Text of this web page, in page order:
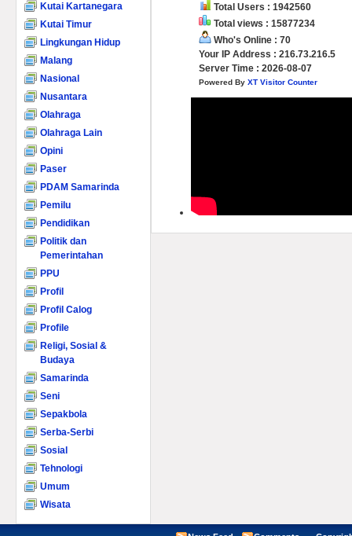
Kutai Kartanegara
Kutai Timur
Lingkungan Hidup
Malang
Nasional
Nusantara
Olahraga
Olahraga Lain
Opini
Paser
PDAM Samarinda
Pemilu
Pendidikan
Politik dan
Pemerintahan
PPU
Profil
Profil Calog
Profile
Religi, Sosial &
Budaya
Samarinda
Seni
Sepakbola
Serba-Serbi
Sosial
Tehnologi
Umum
Wisata
Total Users : 1942560
Total views : 15877234
Who's Online : 70
Your IP Address : 216.73.216.5
Server Time : 2026-08-07
Powered By XT Visitor Counter